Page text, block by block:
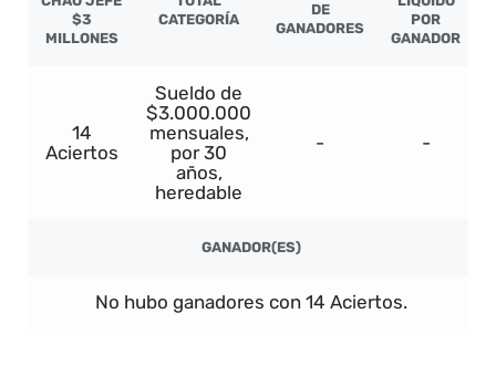
$3
MILLONES
CATEGORÍA
DE
GANADORES
POR
GANADOR
14
Aciertos
Sueldo de
$3.000.000
mensuales,
por 30
años,
heredable
- -
GANADOR(ES)
No hubo ganadores con 14 Aciertos.